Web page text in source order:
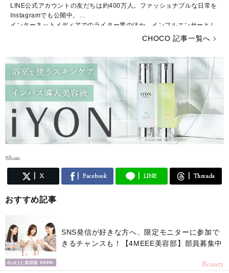
LINE公式アカウントの友だちは約400万人。ファッショナブルな日常を
Instagramでも公開中。
インターネットメディアでのライター業のほか、インフルエンサーとし
https://www.instagram.com/this_is_choco/
CHOCO 記事一覧へ
Share
X Facebook LINE Threads
おすすめ記事
SNS発信が好きな方へ、限定モニターに参加で
きるチャンスも！【4MEEE美容部】部員募集中
Beauty